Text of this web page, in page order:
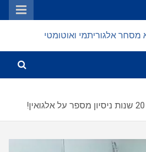
מסחר אלגוריתמי ואוטומטי